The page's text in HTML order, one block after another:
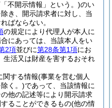
不開示情報」という。)のい
き、開示請求者に対し、当
ばならない。
の規定により代理人が本人に
にあっては、当該本人をい
2項並びに第28条第1項にお
生活又は財産を害するおそれ
関する情報(事業を営む個人
く。)であって、当該情報に
他の記述等により開示請求
ることができるもの(他の情